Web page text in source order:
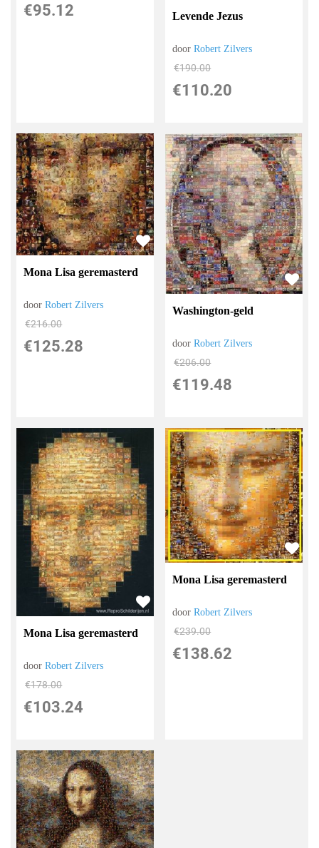
€95.12 Levende Jezus
doorRobert Zilvers
€190.00
€110.20
Mona Lisa geremasterd
doorRobert Zilvers
€216.00
€125.28
Washington-geld
doorRobert Zilvers
€206.00
€119.48
Mona Lisa geremasterd
doorRobert Zilvers
€178.00
€103.24
Mona Lisa geremasterd
doorRobert Zilvers
€239.00
€138.62